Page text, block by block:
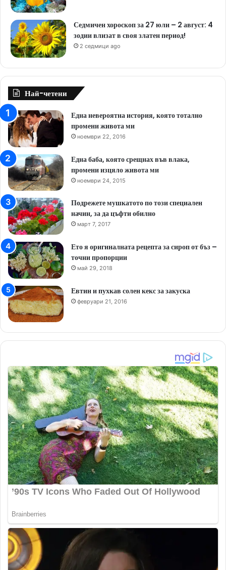
Седмичен хороскоп за 27 юли – 2 август: 4
зодии влизат в своя златен период!
2 седмици ago
Най-четени
Една невероятна история, която тотално
промени живота ми
ноември 22, 2016
Една баба, която срещнах във влака,
промени изцяло живота ми
ноември 24, 2015
Подрежете мушкатото по този специален
начин, за да цъфти обилно
март 7, 2017
Ето я оригиналната рецепта за сироп от бъз –
точни пропорции
май 29, 2018
Евтин и пухкав солен кекс за закуска
февруари 21, 2016